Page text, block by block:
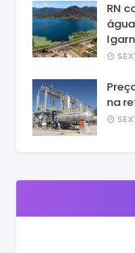
RN
Igarn
na